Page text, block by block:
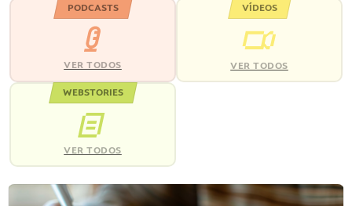
PODCASTS
VER TODOS
VÍDEOS
VER TODOS
WEBSTORIES
VER TODOS